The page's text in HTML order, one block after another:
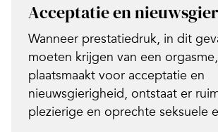
Acceptatie en
Wanneer prestatiedruk, in dit
moeten krijgen van een orgasme,
plaatsmaakt voor acceptatie en
nieuwsgierigheid, ontstaat er
plezierige en oprechte seksuele